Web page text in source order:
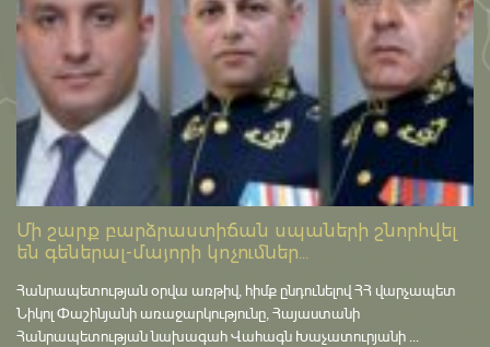
Մի շարք բարձրաստիճան սպաների շնորհվել
են գեներալ-մայորի կոչումներ...
Հանրապետության օրվա առթիվ, հիմք ընդունելով ՀՀ վարչապետ
Նիկոլ Փաշինյանի առաջարկությունը, Հայաստանի
Հանրապետության նախագահ Վահագն Խաչատուրյանի ...